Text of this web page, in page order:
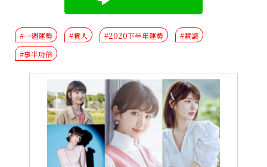
#一週運勢 #貴人 #2020下半年運勢
#賞識
#事半功倍